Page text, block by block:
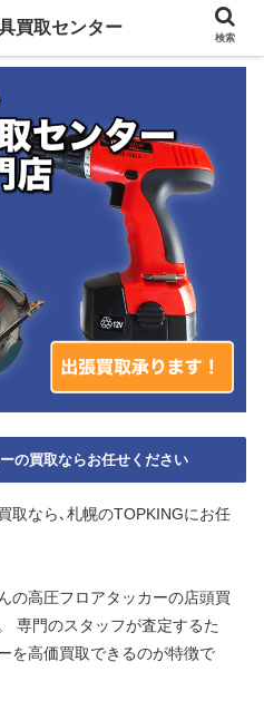
の買取ならお任せください
取なら､札幌のTOPKINGにお任
の高圧フロアタッカーの店頭買
専門のスタッフが査定するた
を高価買取できるのが特徴で
買取センター
検索